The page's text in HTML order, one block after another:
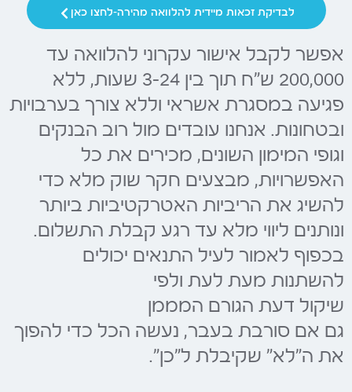
לבדיקת זכאות מיידית להלוואה מהירה-לחצו כאן
אפשר לקבל אישור עקרוני להלוואה עד
200,000 ש"ח תוך בין 3-24 שעות, ללא
פגיעה במסגרת אשראי וללא צורך בערבויות
ובטחונות. אנחנו עובדים מול רוב הבנקים
וגופי המימון השונים, מכירים את כל
האפשרויות, מבצעים חקר שוק מלא כדי
להשיג את הריביות האטרקטיביות ביותר
ונותנים ליווי מלא עד רגע קבלת התשלום.
בכפוף לאמור לעיל התנאים יכולים
להשתנות מעת לעת ולפי
שיקול דעת הגורם המממן
גם אם סורבת בעבר, נעשה הכל כדי להפוך
את ה"לא" שקיבלת ל"כן".